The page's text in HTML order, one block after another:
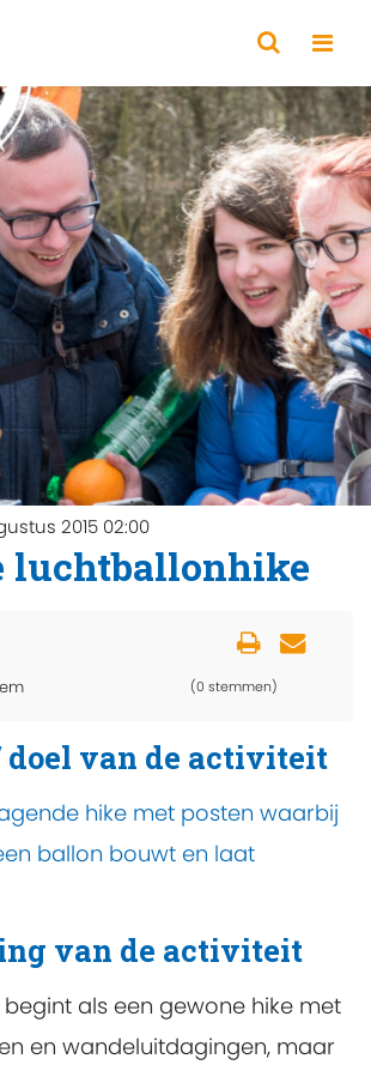
2015 02:00
luchtballonhike
(0 stemmen)
doel van de activiteit
hike met posten waarbij
ballon bouwt en laat
van de activiteit
als een gewone hike met
en wandeluitdagingen, maar